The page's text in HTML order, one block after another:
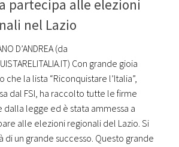
partecipa alle elezioni
nel Lazio
D’ANDREA (da
Con grande gioia
che la lista “Riconquistare l’Italia”,
dal FSI, ha raccolto tutte le firme
dalla legge ed è stata ammessa a
alle elezioni regionali del Lazio. Si
di un grande successo. Questo grande